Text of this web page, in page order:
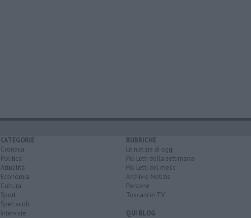
CATEGORIE
Cronaca
Politica
Attualità
Economia
Cultura
Sport
Spettacoli
Interviste
RUBRICHE
Le notizie di oggi
Più Letti della settimana
Più Letti del mese
Archivio Notizie
Persone
Toscani in TV
QUI BLOG